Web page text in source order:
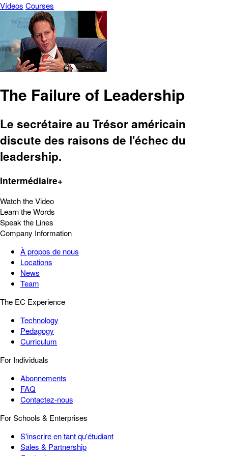
Vídeos Courses
The Failure of Leadership
Le secrétaire au Trésor américain
discute des raisons de l'échec du
leadership.
Intermédiaire+
Watch the Video
Learn the Words
Speak the Lines
Company Information
À propos de nous
Locations
News
Team
The EC Experience
Technology
Pedagogy
Curriculum
For Individuals
Abonnements
FAQ
Contactez-nous
For Schools & Enterprises
S'inscrire en tant qu'étudiant
Sales & Partnership